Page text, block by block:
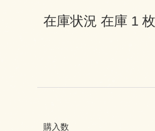
在庫状況 在庫 1
購入数